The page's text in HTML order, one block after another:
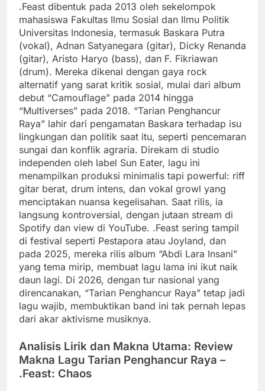
.Feast dibentuk pada 2013 oleh sekelompok
mahasiswa Fakultas Ilmu Sosial dan Ilmu Politik
Universitas Indonesia, termasuk Baskara Putra
(vokal), Adnan Satyanegara (gitar), Dicky Renanda
(gitar), Aristo Haryo (bass), dan F. Fikriawan
(drum). Mereka dikenal dengan gaya rock
alternatif yang sarat kritik sosial, mulai dari album
debut “Camouflage” pada 2014 hingga
“Multiverses” pada 2018. “Tarian Penghancur
Raya” lahir dari pengamatan Baskara terhadap isu
lingkungan dan politik saat itu, seperti pencemaran
sungai dan konflik agraria. Direkam di studio
independen oleh label Sun Eater, lagu ini
menampilkan produksi minimalis tapi powerful: riff
gitar berat, drum intens, dan vokal growl yang
menciptakan nuansa kegelisahan. Saat rilis, ia
langsung kontroversial, dengan jutaan stream di
Spotify dan view di YouTube. .Feast sering tampil
di festival seperti Pestapora atau Joyland, dan
pada 2025, mereka rilis album “Abdi Lara Insani”
yang tema mirip, membuat lagu lama ini ikut naik
daun lagi. Di 2026, dengan tur nasional yang
direncanakan, “Tarian Penghancur Raya” tetap jadi
lagu wajib, membuktikan band ini tak pernah lepas
dari akar aktivisme musiknya.
Analisis Lirik dan Makna Utama: Review
Makna Lagu Tarian Penghancur Raya –
.Feast: Chaos